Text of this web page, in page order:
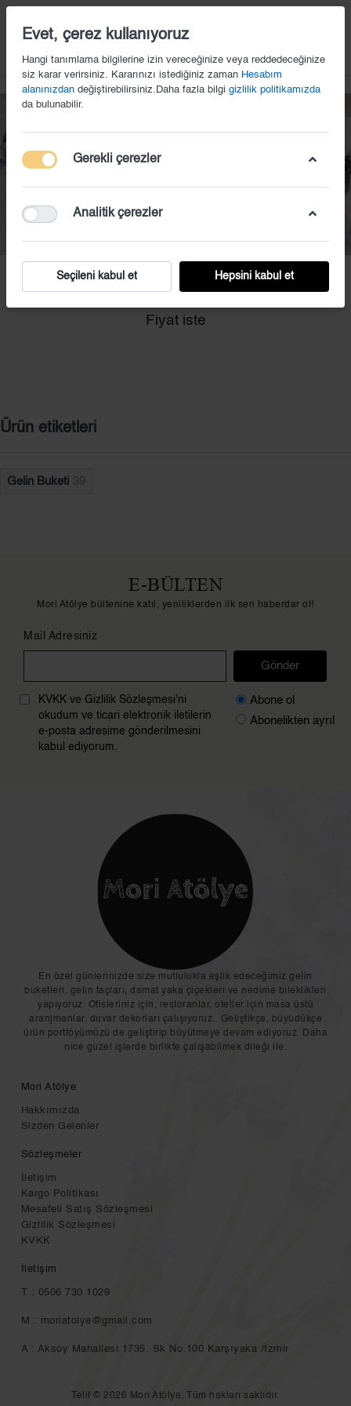
GB (36)
Fiyat iste
Ürün etiketleri
Gelin Buketi 39
E-BÜLTEN
Mori Atölye bültenine katıl, yeniliklerden ilk sen haberdar ol!
Mail Adresiniz
Gönder
KVKK ve Gizlilik Sözleşmesi'ni
okudum ve ticari elektronik iletilerin
e-posta adresime gönderilmesini
kabul ediyorum.
Abone ol
Abonelikten ayrıl
En özel günlerinizde size mutlulukla eşlik edeceğimiz gelin
buketleri, gelin taçları, damat yaka çiçekleri ve nedime bileklikleri
yapıyoruz. Ofisleriniz için, restoranlar, oteller için masa üstü
aranjmanlar, duvar dekorları çalışıyoruz.. Geliştikçe, büyüdükçe
ürün portföyümüzü de geliştirip büyütmeye devam ediyoruz. Daha
nice güzel işlerde birlikte çalışabilmek dileği ile.
Mori Atölye
Hakkımızda
Sizden Gelenler
Sözleşmeler
İletişim
Kargo Politikası
Mesafeli Satış Sözleşmesi
Gizlilik Sözleşmesi
KVKK
İletişim
T : 0506 730 1029
M : moriatolye@gmail.com
A : Aksoy Mahallesi 1735. Sk No:100 Karşıyaka /İzmir
Telif © 2026 Mori Atölye. Tüm hakları saklıdır.
Evet, çerez kullanıyoruz
Hangi tanımlama bilgilerine izin vereceğinize veya reddedeceğinize
siz karar verirsiniz. Kararınızı istediğiniz zaman Hesabım
alanınızdan değiştirebilirsiniz.Daha fazla bilgi gizlilik politikamızda
da bulunabilir.
Gerekli çerezler
Analitik çerezler
Seçileni kabul et Hepsini kabul et